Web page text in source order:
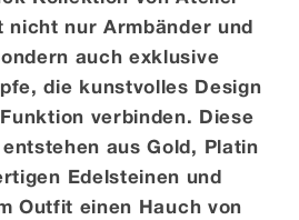
nicht nur Armbänder und
auch exklusive
die kunstvolles Design
verbinden. Diese
aus Gold, Platin
Edelsteinen und
Outfit einen Hauch von